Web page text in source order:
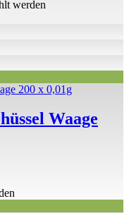
werden
Waage